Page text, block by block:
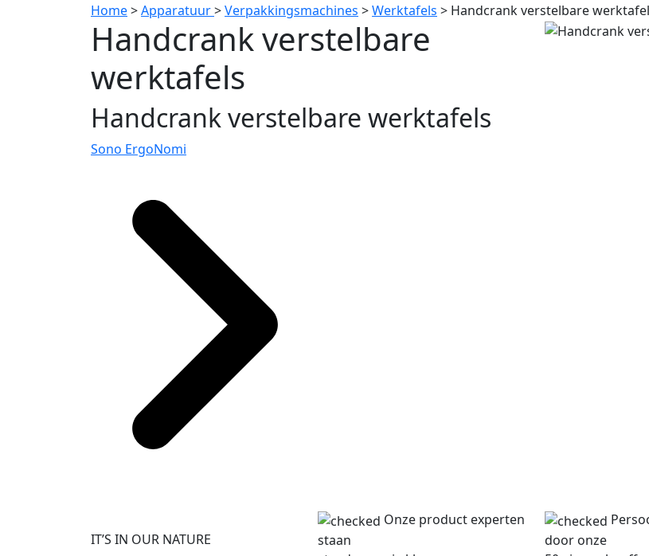
Home>Apparatuur>Verpakkingsmachines >Werktafels > Handcrank verstelbare
Handcrank verstelbare
werktafels
Handcrank verstelbare werktafels
Sono ErgoNomi
IT’S IN OUR NATURE
Onze product experten
staan
door onze